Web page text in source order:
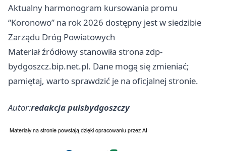
Aktualny harmonogram kursowania promu
“Koronowo” na rok 2026 dostępny jest w siedzibie
Zarządu Dróg Powiatowych
Materiał źródłowy stanowiła strona zdp-
bydgoszcz.bip.net.pl. Dane mogą się zmieniać;
pamiętaj, warto sprawdzić je na oficjalnej stronie.
Autor:redakcja pulsbydgoszczy